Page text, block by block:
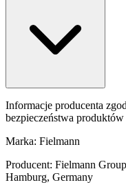
Informacje producenta
bezpieczeństwa
Marka: Fielmann
Producent: Fielmann
Hamburg, Germany